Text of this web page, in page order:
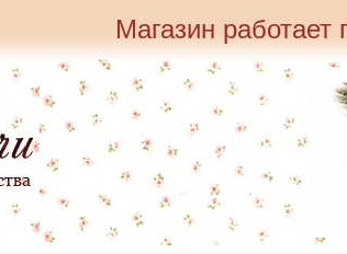
Магазин работает